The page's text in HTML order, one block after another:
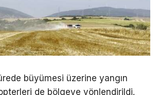
büyümesi üzerine yangın
de bölgeye yönlendirildi.